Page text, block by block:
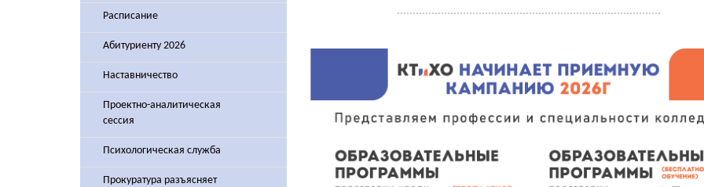
Расписание
Абитуриенту 2026
Наставничество
Проектно-аналитическая
сессия
Психологическая служба
Прокуратура разъясняет